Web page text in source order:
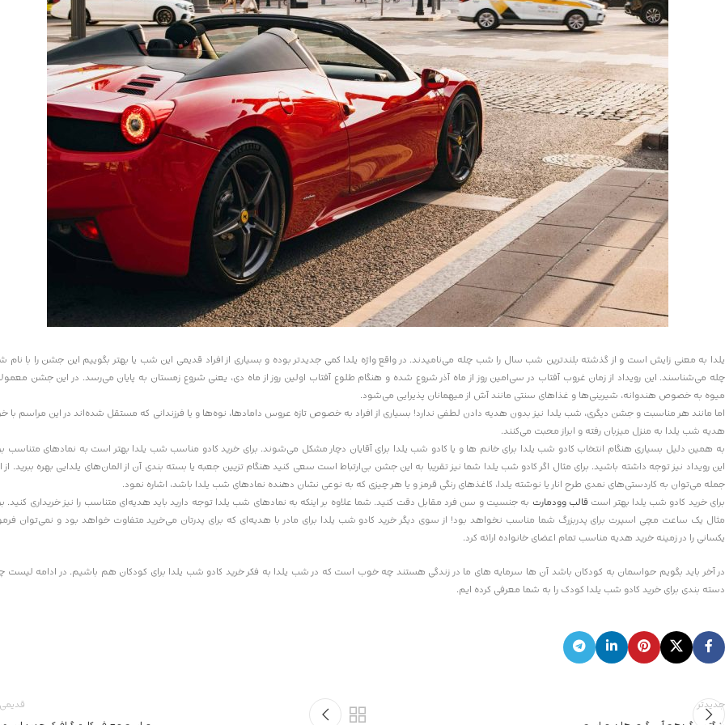
یلدا به معنی زایش است و از گذشته بلندترین شب سال را شب چله می‌نامیدند. در واقع واژه یلدا کمی جدیدتر بوده و بسیاری از افراد قدیمی این شب یا بهتر بگوییم این جشن را با
چله می‌شناسند. این رویداد از زمان غروب آفتاب در سی‌امین روز از ماه آذر شروع شده و هنگام طلوع آفتاب اولین روز از ماه دی، یعنی شروع زمستان به پایان می‌رسد. در این جشن
میوه به خصوص هندوانه، شیرینی‌ها و غذاهای سنتی مانند آش از میهمانان پذیرایی می‌شود.
اما مانند هر مناسبت و جشن دیگری، شب یلدا نیز بدون هدیه دادن لطفی ندارد! بسیاری از افراد به خصوص تازه عروس دامادها، نوه‌ها و یا فرزندانی که مستقل شده‌اند در این مراسم با
هدیه شب یلدا به منزل میزبان رفته و ابراز محبت می‌کنند.
به همین دلیل بسیاری هنگام انتخاب کادو شب یلدا برای خانم ها و یا کادو شب یلدا برای آقایان دچار مشکل می‌شوند. برای خرید کادو مناسب شب یلدا بهتر است به نمادهای متناسب
این رویداد نیز توجه داشته باشید. برای مثال اگر کادو شب یلدا شما نیز تقریبا به این جشن بی‌ارتباط است سعی کنید هنگام تزیین جعبه یا بسته بندی آن از المان‌های یلدایی بهره ببرید. از
جمله می‌توان به کاردستی‌های نمدی طرح انار یا نوشته یلدا، کاغذهای رنگی قرمز و یا هر چیزی که به نوعی نشان دهنده نمادهای شب یلدا باشد، اشاره نمود.
برای خرید کادو شب یلدا بهتر است قالب وودمارت به جنسیت و سن فرد مقابل دقت کنید. شما علاوه بر اینکه به نمادهای شب یلدا توجه دارید باید هدیه‌ای متناسب را نیز خریداری کنید.
مثال یک ساعت مچی اسپرت برای پدربزرگ شما مناسب نخواهد بود! از سوی دیگر خرید کادو شب یلدا برای مادر با هدیه‌ای که برای پدرتان می‌خرید متفاوت خواهد بود و نمی‌توان
یکسانی را در زمینه خرید هدیه مناسب تمام اعضای خانواده ارائه کرد.
در آخر باید بگویم حواسمان به کودکان باشد آن ها سرمایه های ما در زندگی هستند چه خوب است که در شب یلدا به فکر خرید کادو شب یلدا برای کودکان هم باشیم. در ادامه لیست
دسته بندی برای خرید کادو شب یلدا کودک را به شما معرفی کرده ایم.
جدیدتر